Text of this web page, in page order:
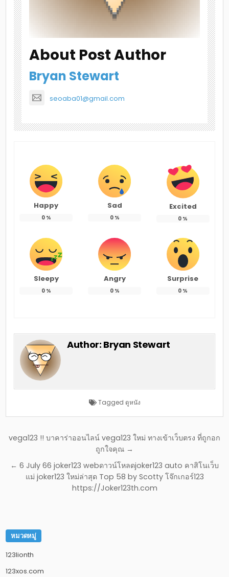
About Post Author
Bryan Stewart
seoaba01@gmail.com
Happy
0%
Sad
0%
Excited
0 %
Sleepy
0%
Angry
0%
Surprise
0 %
Author: Bryan Stewart
Tagged ดูหนัง
แนะแนว
vega123 !! บาคาร่าออนไลน์ vega123 ใหม่ ทางเข้าเว็บตรง ที่ถูกอก
ถูกใจคุณ →
← 6 July 66 joker123 webดาวน์โหลดjoker123 auto คาสิโนเว็บ
แม่ joker123 ใหม่ล่าสุด Top 58 by Scotty โจ๊กเกอร์123
https://Joker123th.com
หมวดหมู่
123lionth
123xos.com